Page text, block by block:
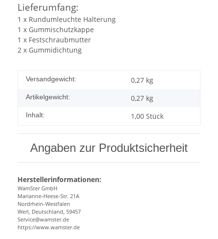
Lieferumfang:
1 x Rundumleuchte Halterung
1 x Gummischutzkappe
1 x Festschraubmutter
2 x Gummidichtung
Versandgewicht: 0,27 kg
Artikelgewicht: 0,27 kg
Inhalt: 1,00 Stück
Angaben zur Produktsicherheit
Herstellerinformationen:
WamSter GmbH
Marianne-Heese-Str. 21A
Nordrhein-Westfalen
Werl, Deutschland, 59457
Service@wamster.de
https://www.wamster.de